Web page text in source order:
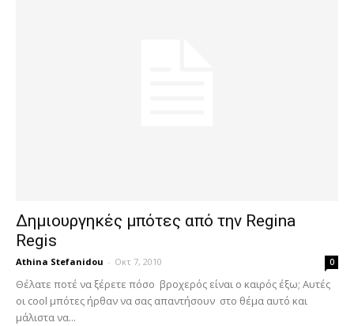
Δημιουργηκές μπότες από την Regina
Regis
Athina Stefanidou - Οκτ 7, 2010 0
Θέλατε ποτέ να ξέρετε πόσο βροχερός είναι ο καιρός έξω; Αυτές
οι cool μπότες ήρθαν να σας απαντήσουν στο θέμα αυτό και
μάλιστα να...